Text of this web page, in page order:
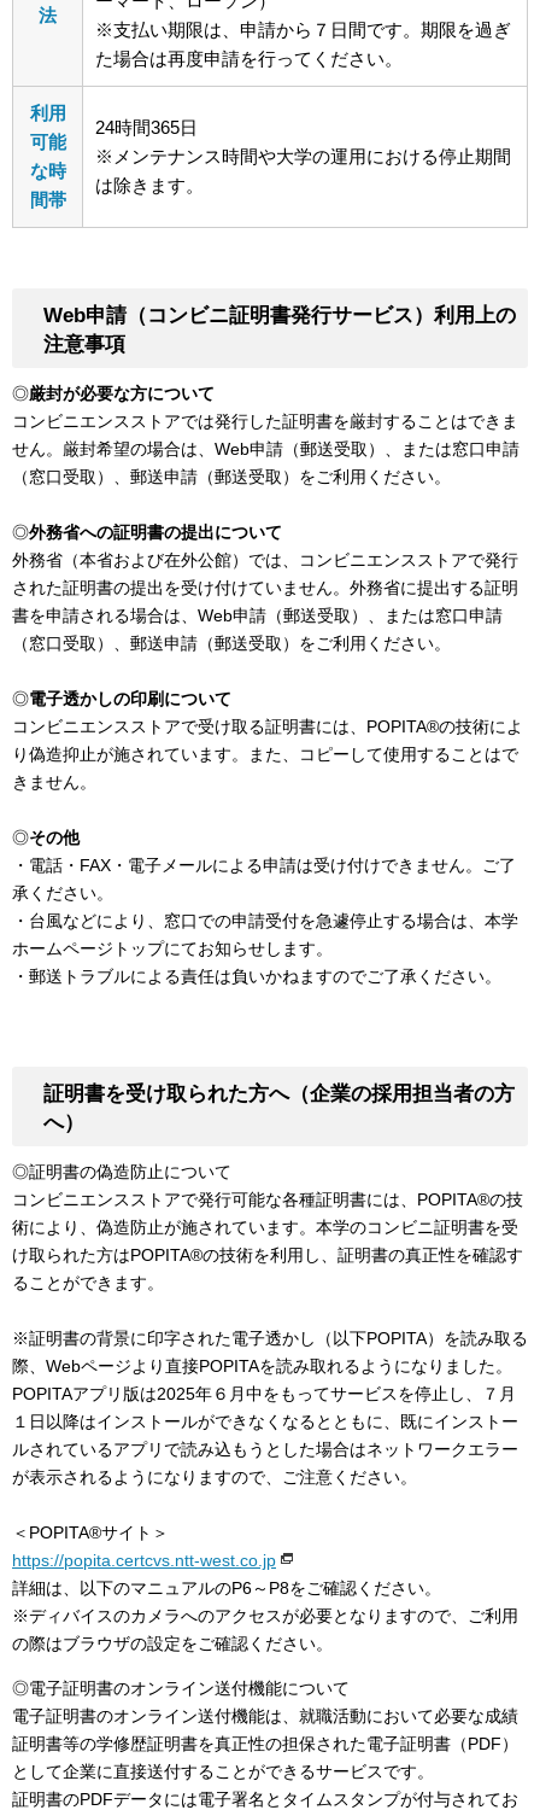
法
※支払い期限は、申請から７日間です。期限を過ぎ
た場合は再度申請を行ってください。
利用
可能
な時
間帯
24時間365日
※メンテナンス時間や大学の運用における停止期間
は除きます。
Web申請（コンビニ証明書発行サービス）利用上の
注意事項
◎厳封が必要な方について
コンビニエンスストアでは発行した証明書を厳封することはできま
せん。厳封希望の場合は、Web申請（郵送受取）、または窓口申請
（窓口受取）、郵送申請（郵送受取）をご利用ください。
◎外務省への証明書の提出について
外務省（本省および在外公館）では、コンビニエンスストアで発行
された証明書の提出を受け付けていません。外務省に提出する証明
書を申請される場合は、Web申請（郵送受取）、または窓口申請
（窓口受取）、郵送申請（郵送受取）をご利用ください。
◎電子透かしの印刷について
コンビニエンスストアで受け取る証明書には、POPITA®の技術によ
り偽造抑止が施されています。また、コピーして使用することはで
きません。
◎その他
・電話・FAX・電子メールによる申請は受け付けできません。ご了
承ください。
・台風などにより、窓口での申請受付を急遽停止する場合は、本学
ホームページトップにてお知らせします。
・郵送トラブルによる責任は負いかねますのでご了承ください。
証明書を受け取られた方へ（企業の採用担当者の方
へ）
◎証明書の偽造防止について
コンビニエンスストアで発行可能な各種証明書には、POPITA®の技
術により、偽造防止が施されています。本学のコンビニ証明書を受
け取られた方はPOPITA®の技術を利用し、証明書の真正性を確認す
ることができます。
※証明書の背景に印字された電子透かし（以下POPITA）を読み取る
際、Webページより直接POPITAを読み取れるようになりました。
POPITAアプリ版は2025年６月中をもってサービスを停止し、７月
１日以降はインストールができなくなるとともに、既にインストー
ルされているアプリで読み込もうとした場合はネットワークエラー
が表示されるようになりますので、ご注意ください。
＜POPITA®サイト＞
https://popita.certcvs.ntt-west.co.jp
詳細は、以下のマニュアルのP6～P8をご確認ください。
※ディバイスのカメラへのアクセスが必要となりますので、ご利用
の際はブラウザの設定をご確認ください。
◎電子証明書のオンライン送付機能について
電子証明書のオンライン送付機能は、就職活動において必要な成績
証明書等の学修歴証明書を真正性の担保された電子証明書（PDF）
として企業に直接送付することができるサービスです。
証明書のPDFデータには電子署名とタイムスタンプが付与されてお